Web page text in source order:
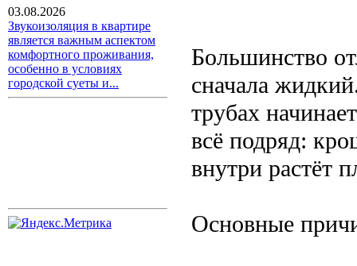
03.08.2026
Звукоизоляция в квартире
является важным аспектом
комфортного проживания,
особенно в условиях
городской суеты и...
Большинство
сначала
трубах
всё подряд:
внутри растёт
Основные